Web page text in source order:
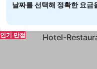
날짜를 선택해 정확한 요금
인기 만점